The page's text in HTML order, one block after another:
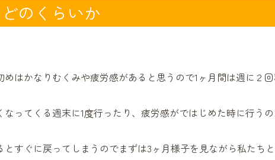
のくらいか
はかなりむくみや疲労感があると思うので1ヶ月間は週に２
ってくる週末に1度行ったり、疲労感がではじめた時に行う
すぐに戻ってしまうのでまずは3ヶ月様子を見ながら私たち